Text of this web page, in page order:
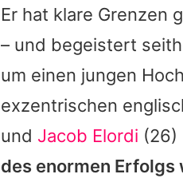
Er hat klare Grenzen
– und begeistert
um einen jungen
exzentrischen
und Jacob Elordi (26)
des enormen Erfolgs